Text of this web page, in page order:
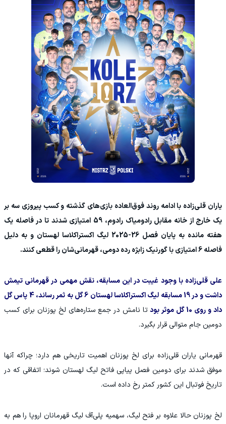
یاران قلی‌زاده با ادامه روند فوق‌العاده بازی‌های گذشته و کسب پیروزی سه بر
یک خارج از خانه مقابل رادومیاک رادوم، 59 امتیازی شدند تا در فاصله یک
هفته مانده به پایان فصل 26-2025 لیگ اکستراکلاسا لهستان و به دلیل
فاصله 6 امتیازی با گورنیک زابژه رده دومی، قهرمانی‌شان را قطعی کنند.
علی قلی‌زاده با وجود غیبت در این مسابقه، نقش مهمی در قهرمانی تیمش
داشت و در 19 مسابقه لیگ اکستراکلاسا لهستان 6 گل به ثمر رساند، 4 پاس گل
داد و روی 10 گل موثر بود
تا نامش در جمع ستاره‌های لخ پوزنان برای کسب
دومین جام متوالی قرار بگیرد.
قهرمانی یاران قلی‌زاده برای لخ پوزنان اهمیت تاریخی هم دارد؛ چراکه آنها
موفق شدند برای دومین فصل پیاپی فاتح لیگ لهستان شوند؛ اتفاقی که در
تاریخ فوتبال این کشور کمتر رخ داده است.
لخ پوزنان حالا علاوه بر فتح لیگ، سهمیه پلی‌آف لیگ قهرمانان اروپا را هم به